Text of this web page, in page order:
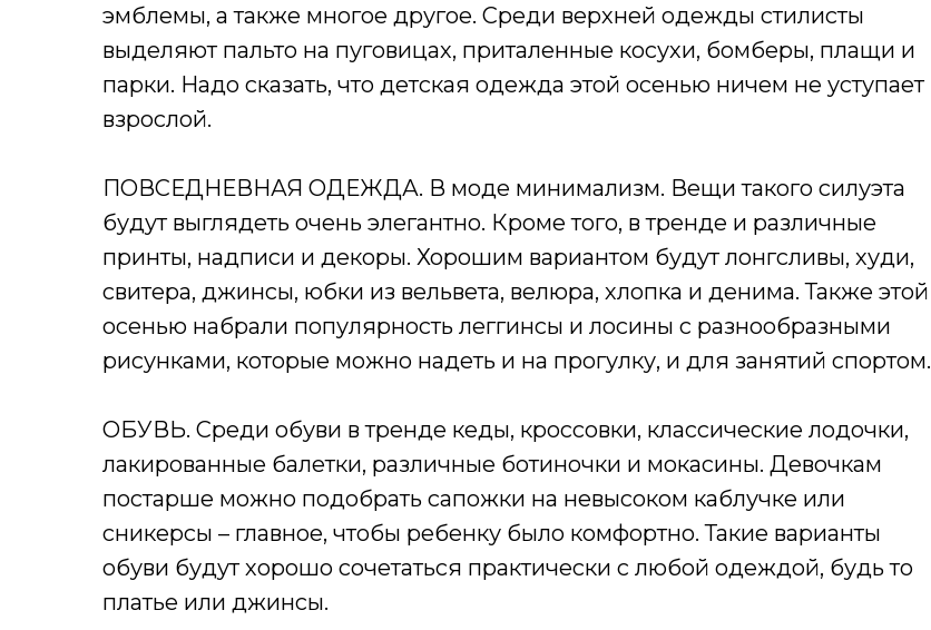
эмблемы, а также многое другое. Среди верхней одежды стилисты
выделяют пальто на пуговицах, приталенные косухи, бомберы, плащи и
парки. Надо сказать, что детская одежда этой осенью ничем не уступает
взрослой.
ПОВСЕДНЕВНАЯ ОДЕЖДА. В моде минимализм. Вещи такого силуэта
будут выглядеть очень элегантно. Кроме того, в тренде и различные
принты, надписи и декоры. Хорошим вариантом будут лонгсливы, худи,
свитера, джинсы, юбки из вельвета, велюра, хлопка и денима. Также этой
осенью набрали популярность леггинсы и лосины с разнообразными
рисунками, которые можно надеть и на прогулку, и для занятий спортом.
ОБУВЬ. Среди обуви в тренде кеды, кроссовки, классические лодочки,
лакированные балетки, различные ботиночки и мокасины. Девочкам
постарше можно подобрать сапожки на невысоком каблучке или
сникерсы – главное, чтобы ребенку было комфортно. Такие варианты
обуви будут хорошо сочетаться практически с любой одеждой, будь то
платье или джинсы.